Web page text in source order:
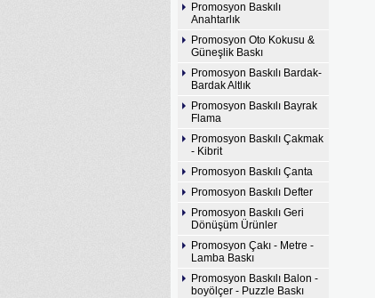
Promosyon Baskılı
Anahtarlık
Promosyon Oto Kokusu &
Güneşlik Baskı
Promosyon Baskılı Bardak-
Bardak Altlık
Promosyon Baskılı Bayrak
Flama
Promosyon Baskılı Çakmak
- Kibrit
Promosyon Baskılı Çanta
Promosyon Baskılı Defter
Promosyon Baskılı Geri
Dönüşüm Ürünler
Promosyon Çakı - Metre -
Lamba Baskı
Promosyon Baskılı Balon -
boyölçer - Puzzle Baskı